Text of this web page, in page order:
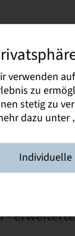
Grad
Master-
in
-
verwenden
zu
stetig zu
dazu unter
Individuelle